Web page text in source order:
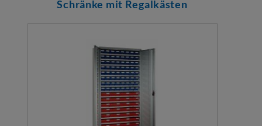
Schränke mit Regalkästen